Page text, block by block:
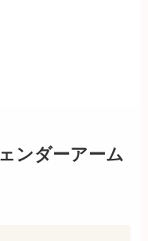
ンダーアーム